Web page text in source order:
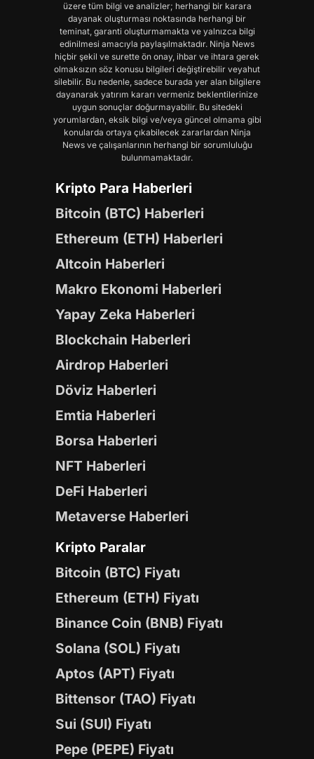
üzere tüm bilgi ve analizler; herhangi bir karara
dayanak oluşturması noktasında herhangi bir
teminat, garanti oluşturmamakta ve yalnızca bilgi
edinilmesi amacıyla paylaşılmaktadır. Ninja News
hiçbir şekil ve surette ön onay, ihbar ve ihtara gerek
olmaksızın söz konusu bilgileri değiştirebilir veyahut
silebilir. Bu nedenle, sadece burada yer alan bilgilere
dayanarak yatırım kararı vermeniz beklentilerinize
uygun sonuçlar doğurmayabilir. Bu sitedeki
yorumlardan, eksik bilgi ve/veya güncel olmama gibi
konularda ortaya çıkabilecek zararlardan Ninja
News ve çalışanlarının herhangi bir sorumluluğu
bulunmamaktadır.
Kripto Para Haberleri
Bitcoin (BTC) Haberleri
Ethereum (ETH) Haberleri
Altcoin Haberleri
Makro Ekonomi Haberleri
Yapay Zeka Haberleri
Blockchain Haberleri
Airdrop Haberleri
Döviz Haberleri
Emtia Haberleri
Borsa Haberleri
NFT Haberleri
DeFi Haberleri
Metaverse Haberleri
Kripto Paralar
Bitcoin (BTC) Fiyatı
Ethereum (ETH) Fiyatı
Binance Coin (BNB) Fiyatı
Solana (SOL) Fiyatı
Aptos (APT) Fiyatı
Bittensor (TAO) Fiyatı
Sui (SUI) Fiyatı
Pepe (PEPE) Fiyatı